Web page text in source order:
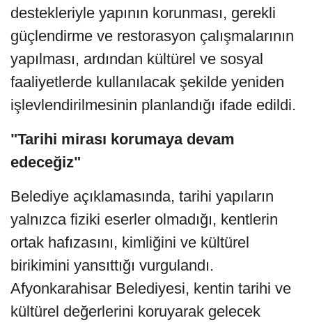
destekleriyle yapının korunması, gerekli
güçlendirme ve restorasyon çalışmalarının
yapılması, ardından kültürel ve sosyal
faaliyetlerde kullanılacak şekilde yeniden
işlevlendirilmesinin planlandığı ifade edildi.
"Tarihi mirası korumaya devam
edeceğiz"
Belediye açıklamasında, tarihi yapıların
yalnızca fiziki eserler olmadığı, kentlerin
ortak hafızasını, kimliğini ve kültürel
birikimini yansıttığı vurgulandı.
Afyonkarahisar Belediyesi, kentin tarihi ve
kültürel değerlerini koruyarak gelecek